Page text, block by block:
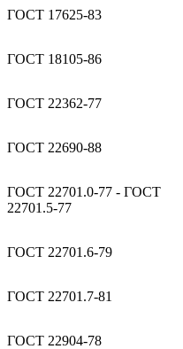
ГОСТ 17625-83
ГОСТ 18105-86
ГОСТ 22362-77
ГОСТ 22690-88
ГОСТ 22701.0-77 - ГОСТ
22701.5-77
ГОСТ 22701.6-79
ГОСТ 22701.7-81
ГОСТ 22904-78